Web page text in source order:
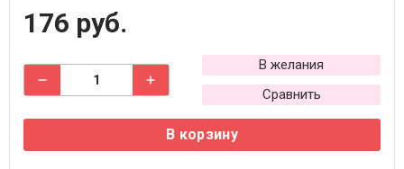
176 руб.
В желания
Сравнить
В корзину